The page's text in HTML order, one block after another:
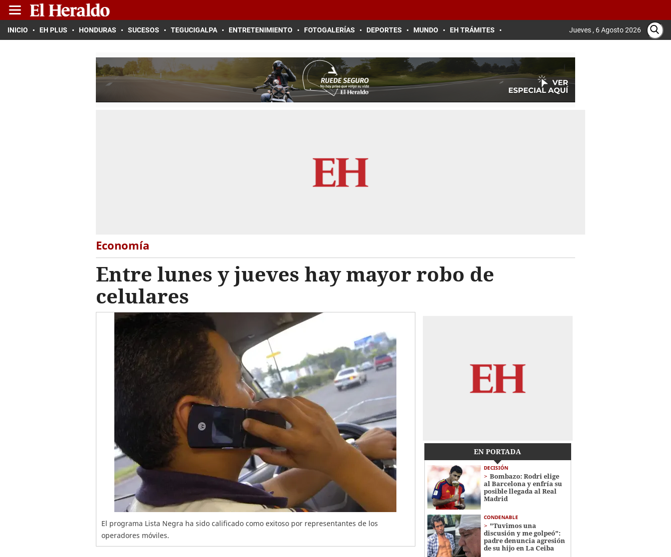
INICIO EH PLUS HONDURAS SUCESOS TEGUCIGALPA ENTRETENIMIENTO FOTOGALERÍAS DEPORTES MUNDO EH TRÁMITES Jueves , 6 Agosto 2026
Economía
Entre lunes y jueves hay mayor robo de
celulares
El programa Lista Negra ha sido calificado como exitoso por representantes de los
operadores móviles.
EN PORTADA
DECISIÓN
Bombazo: Rodri elige
al Barcelona y enfría su
posible llegada al Real
Madrid
CONDENABLE
"Tuvimos una
discusión y me golpeó":
padre denuncia agresión
de su hijo en La Ceiba